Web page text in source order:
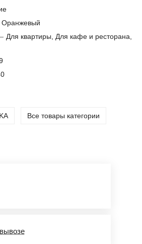
Оранжевый
Для квартиры, Для кафе и ресторана,
Все товары категории